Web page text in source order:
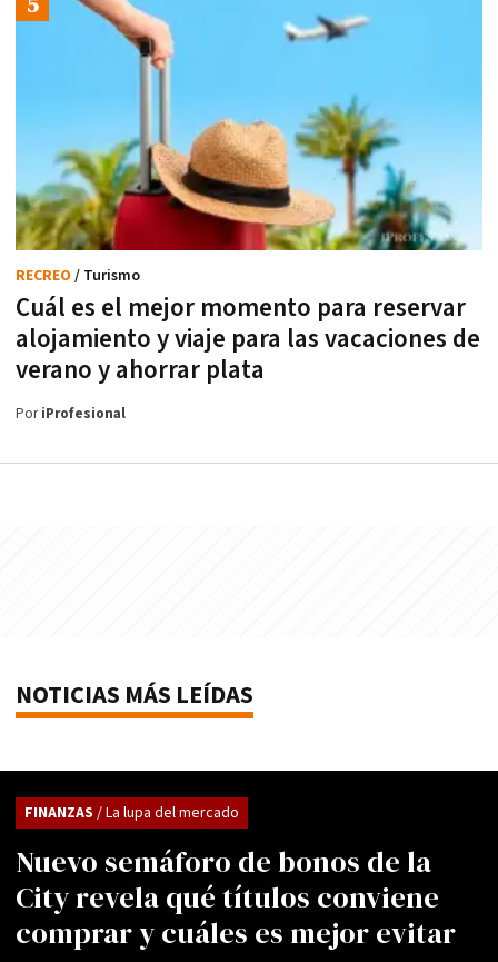
Cuál es el mejor momento para reservar
alojamiento y viaje para las vacaciones de
verano y ahorrar plata
RECREO / Turismo
PoriProfesional
NOTICIAS MÁS LEÍDAS
Nuevo semáforo de bonos de la
City revela qué títulos conviene
comprar y cuáles es mejor evitar
FINANZAS / La lupa del mercado